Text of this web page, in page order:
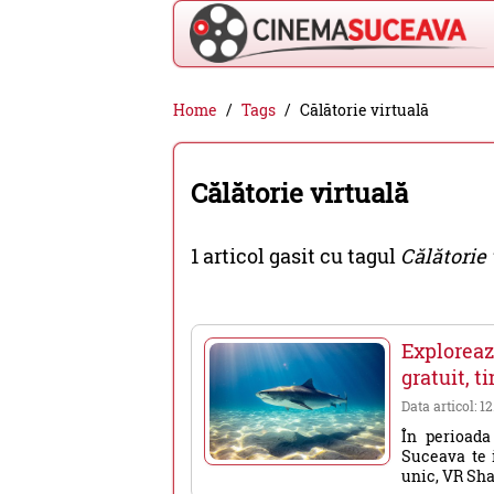
Cinema
Suceava
-
filme
cinema,
evenimente
din
Suceava
Home Tags Călătorie virtuală
Călătorie virtuală
1 articol gasit cu tagul
gratuit,
Data articol:
În
Suceava
unic, VR